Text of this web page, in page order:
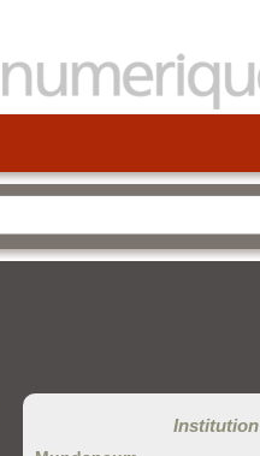
Institution